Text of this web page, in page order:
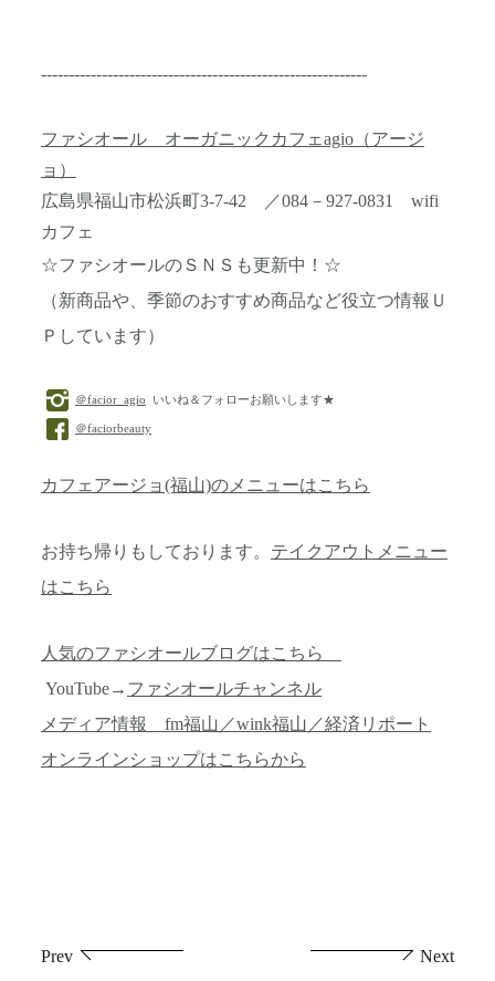
-----------------------------------------------------------
ファシオール オーガニックカフェagio（アージ
ョ）
広島県福山市松浜町3-7-42 ／084－927-0831 wifi
カフェ
☆ファシオールのＳＮＳも更新中！☆
（新商品や、季節のおすすめ商品など役立つ情報Ｕ
Ｐしています）
＠facior_agio いいね＆フォローお願いします★
＠faciorbeauty
カフェアージョ(福山)のメニューはこちら
お持ち帰りもしております。 テイクアウトメニュー
はこちら
人気のファシオールブログはこちら
YouTube→ ファシオールチャンネル
メディア情報 fm福山／wink福山／経済リポート
オンラインショップはこちらから
Prev Next